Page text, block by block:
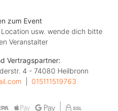
zum Event
Location usw. wende dich bitte
Veranstalter
Vertragspartner:
4 - 74080 Heilbronn
015111519763